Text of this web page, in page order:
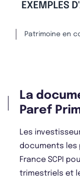
EXEMPLES
Patrimoine en
La
Paref
Les
documents les
France SCPI
trimestriels et